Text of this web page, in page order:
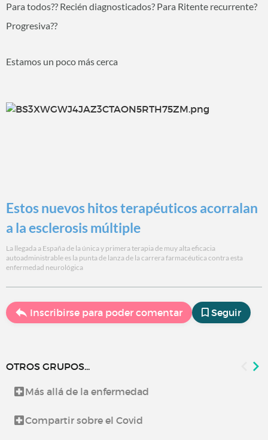
Para todos?? Recién diagnosticados? Para Ritente recurrente?
Progresiva??
Estamos un poco más cerca
Estos nuevos hitos terapéuticos acorralan
a la esclerosis múltiple
La llegada a España de la única y primera terapia de muy alta eficacia
autoadministrable es la punta de lanza de la carrera farmacéutica contra esta
enfermedad neurológica
Inscribirse para poder comentar Seguir
OTROS GRUPOS...
Más allá de la enfermedad
Compartir sobre el Covid